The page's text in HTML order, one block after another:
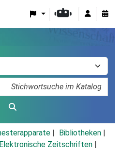
Bibliotheken
Elektronische Zeitschriften